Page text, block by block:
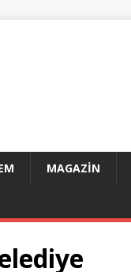
MAGAZIN